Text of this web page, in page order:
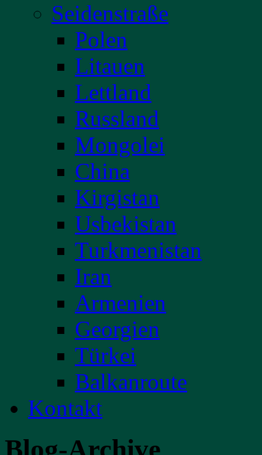
Seidenstraße
Polen
Litauen
Lettland
Russland
Mongolei
China
Kirgistan
Usbekistan
Turkmenistan
Iran
Armenien
Georgien
Türkei
Balkanroute
Kontakt